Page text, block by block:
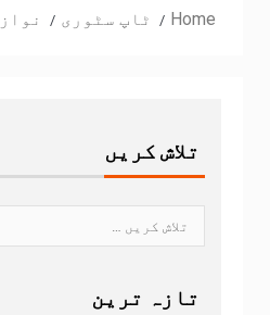
Home ٹاپ سٹوری
تلاش کریں
تازہ ترین